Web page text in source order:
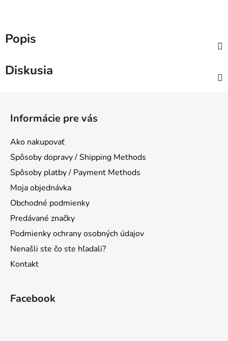
Popis
Diskusia
Informácie pre vás
Ako nakupovať
Spôsoby dopravy / Shipping Methods
Spôsoby platby / Payment Methods
Moja objednávka
Obchodné podmienky
Predávané značky
Podmienky ochrany osobných údajov
Nenašli ste čo ste hľadali?
Kontakt
Facebook